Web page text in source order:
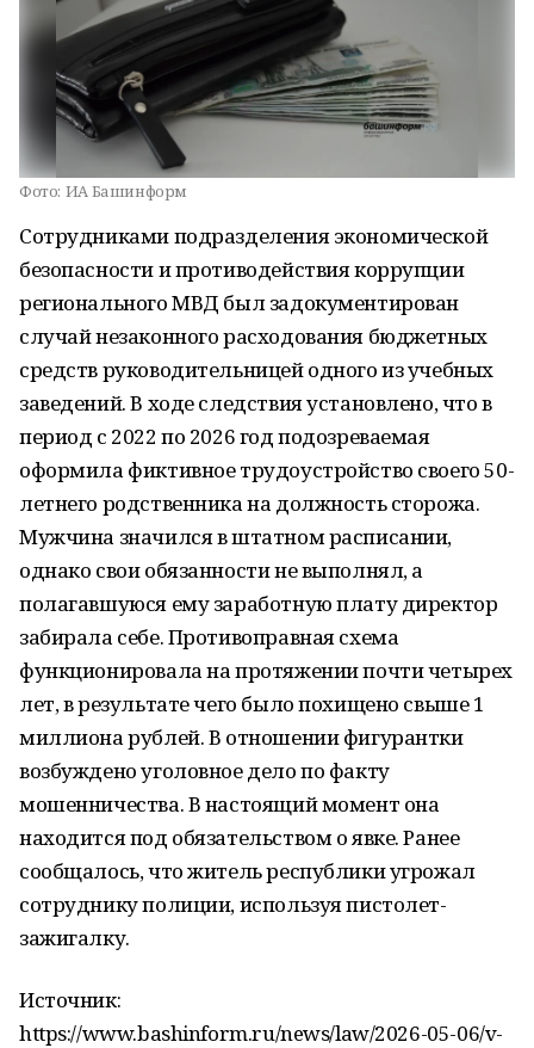
Фото: ИА Башинформ
Сотрудниками подразделения экономической
безопасности и противодействия коррупции
регионального МВД был задокументирован
случай незаконного расходования бюджетных
средств руководительницей одного из учебных
заведений. В ходе следствия установлено, что в
период с 2022 по 2026 год подозреваемая
оформила фиктивное трудоустройство своего 50-
летнего родственника на должность сторожа.
Мужчина значился в штатном расписании,
однако свои обязанности не выполнял, а
полагавшуюся ему заработную плату директор
забирала себе. Противоправная схема
функционировала на протяжении почти четырех
лет, в результате чего было похищено свыше 1
миллиона рублей. В отношении фигурантки
возбуждено уголовное дело по факту
мошенничества. В настоящий момент она
находится под обязательством о явке. Ранее
сообщалось, что житель республики угрожал
сотруднику полиции, используя пистолет-
зажигалку.
Источник:
https://www.bashinform.ru/news/law/2026-05-06/v-